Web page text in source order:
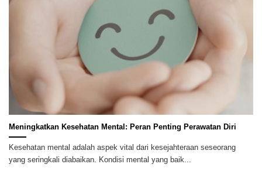
Meningkatkan Kesehatan Mental: Peran Penting Perawatan Diri
Kesehatan mental adalah aspek vital dari kesejahteraan seseorang
yang seringkali diabaikan. Kondisi mental yang baik...